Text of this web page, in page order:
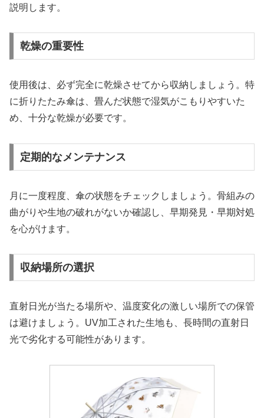
説明します。
乾燥の重要性
使用後は、必ず完全に乾燥させてから収納しましょう。特
に折りたたみ傘は、畳んだ状態で湿気がこもりやすいた
め、十分な乾燥が必要です。
定期的なメンテナンス
月に一度程度、傘の状態をチェックしましょう。骨組みの
曲がりや生地の破れがないか確認し、早期発見・早期対処
を心がけます。
収納場所の選択
直射日光が当たる場所や、温度変化の激しい場所での保管
は避けましょう。UV加工された生地も、長時間の直射日
光で劣化する可能性があります。